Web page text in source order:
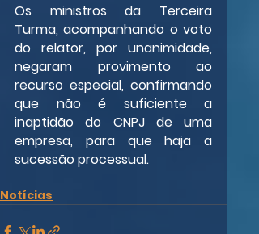
Os ministros da Terceira
Turma, acompanhando o voto
do relator, por unanimidade,
negaram provimento ao
recurso especial, confirmando
que não é suficiente a
inaptidão do CNPJ de uma
empresa, para que haja a
sucessão processual.
Notícias